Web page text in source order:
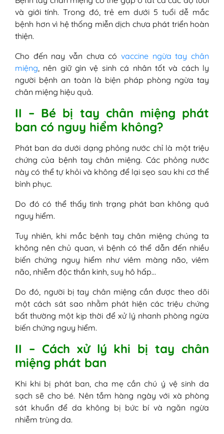
và giới tính. Trong đó, trẻ em dưới 5 tuổi dễ mắc
bệnh hơn vì hệ thống miễn dịch chưa phát triển hoàn
thiện.
Cho đến nay vẫn chưa có vaccine ngừa tay chân
miệng, nên giữ gìn vệ sinh cá nhân tốt và cách ly
người bệnh an toàn là biện pháp phòng ngừa tay
chân miệng hiệu quả.
II – Bé bị tay chân miệng phát
ban có nguy hiểm không?
Phát ban da dưới dạng phỏng nước chỉ là một triệu
chứng của bệnh tay chân miệng. Các phỏng nước
này có thể tự khỏi và không để lại sẹo sau khi cơ thể
bình phục.
Do đó có thể thấy tình trạng phát ban không quá
nguy hiểm.
Tuy nhiên, khi mắc bệnh tay chân miệng chúng ta
không nên chủ quan, vì bệnh có thể dẫn đến nhiều
biến chứng nguy hiểm như viêm màng não, viêm
não, nhiễm độc thần kinh, suy hô hấp…
Do đó, người bị tay chân miệng cần được theo dõi
một cách sát sao nhằm phát hiện các triệu chứng
bất thường một kịp thời để xử lý nhanh phòng ngừa
biến chứng nguy hiểm.
II – Cách xử lý khi bị tay chân
miệng phát ban
Khi khi bị phát ban, cha mẹ cần chú ý vệ sinh da
sạch sẽ cho bé. Nên tắm hàng ngày với xà phòng
sát khuẩn để da không bị bức bí và ngăn ngừa
nhiễm trùng da.